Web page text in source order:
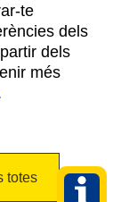
te
dels
dels
més
totes